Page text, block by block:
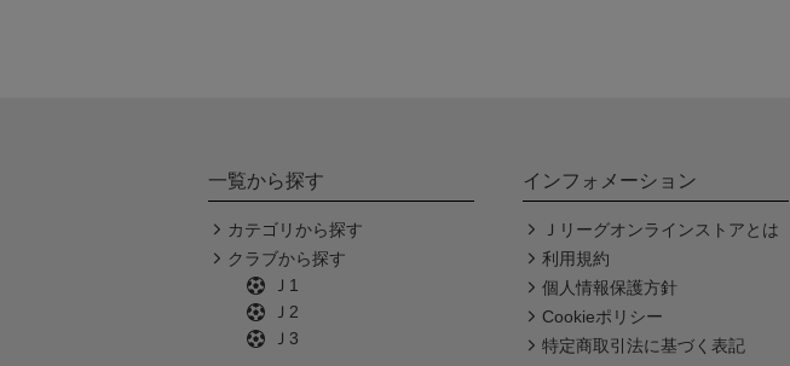
一覧から探す
カテゴリから探す
クラブから探す
Ｊ1
Ｊ2
Ｊ3
インフォメーション
Ｊリーグオンラインストアとは
利用規約
個人情報保護方針
Cookieポリシー
特定商取引法に基づく表記